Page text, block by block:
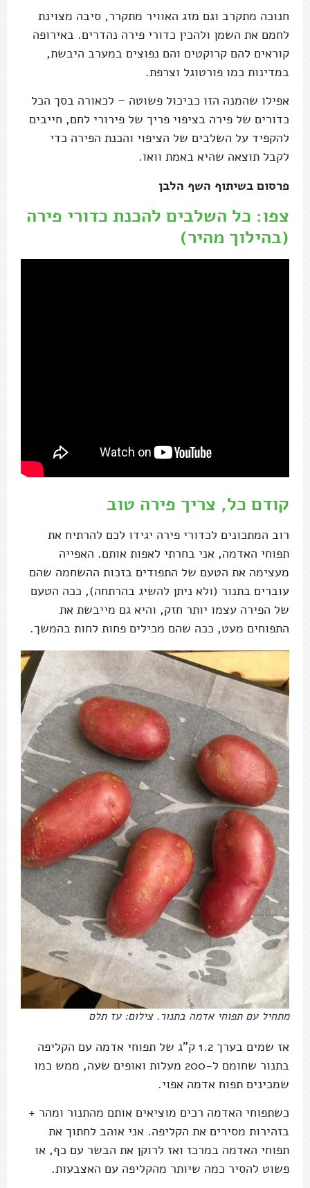
חנוכה מתקרב וגם מזג האוויר מתקרר, סיבה מצוינת
לחמם את השמן ולהכין כדורי פירה נהדרים. באירופה
קוראים להם קרוקטים והם נפוצים במערב היבשת,
במדינות כמו פורטוגל וצרפת.
אפילו שהמנה הזו כביכול פשוטה – לכאורה בסך הכל
כדורים של פירה בציפוי פריך של פירורי לחם, חייבים
להקפיד על השלבים של הציפוי והכנת הפירה כדי
לקבל תוצאה שהיא באמת וואו.
פרסום בשיתוף השף הלבן
צפו: כל השלבים להכנת כדורי פירה
(בהילוך מהיר)
קודם כל, צריך פירה טוב
רוב המתכונים לכדורי פירה יגידו לכם להרתיח את
תפוחי האדמה, אני בחרתי לאפות אותם. האפייה
מעצימה את הטעם של התפודים בזכות ההשחמה שהם
עוברים בתנור (ולא ניתן להשיג בהרתחה), ככה הטעם
של הפירה עצמו יותר חזק, והיא גם מייבשת את
התפוחים מעט, ככה שהם מכילים פחות לחות בהמשך.
מתחיל עם תפוחי אדמה בתנור. צילום: עז תלם
אז שמים בערך 1.2 ק"ג של תפוחי אדמה עם הקליפה
בתנור שחומם ל-200 מעלות ואופים שעה, ממש כמו
שמכינים תפוח אדמה אפוי.
כשתפוחי האדמה רכים מוציאים אותם מהתנור ומהר +
בזהירות מסירים את הקליפה. אני אוהב לחתוך את
תפוחי האדמה במרכז ואז לרוקן את הבשר עם כף, או
פשוט להסיר כמה שיותר מהקליפה עם האצבעות.